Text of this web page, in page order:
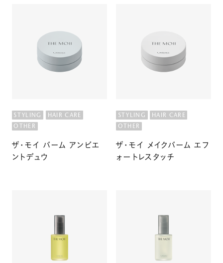
LABORATORY
ルベルの研究開発
SALON LIST
for SALON
STYLING
HAIR CARE
OTHER
ザ・モイ バーム アンビエ
ントデュウ
STYLING
HAIR CARE
OTHER
ザ・モイ メイクバーム エフ
ォートレスタッチ